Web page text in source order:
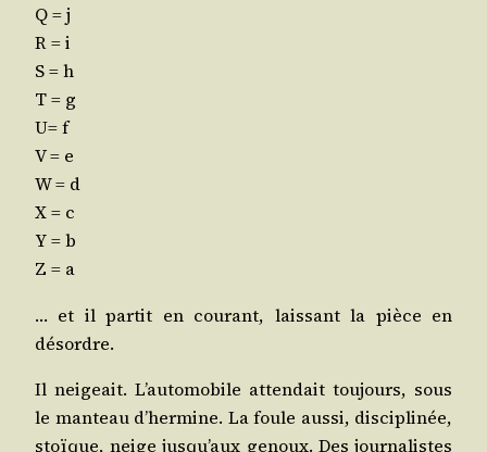
Q = j
R = i
S = h
T = g
U= f
V = e
W = d
X = c
Y = b
Z = a
… et il par­tit en cou­rant, lais­sant la pièce en
désordre.
Il nei­geait. L’au­to­mo­bile atten­dait tou­jours, sous
le man­teau d’her­mine. La foule aus­si, dis­ci­pli­née,
stoïque, neige jus­qu’aux genoux. Des jour­na­listes